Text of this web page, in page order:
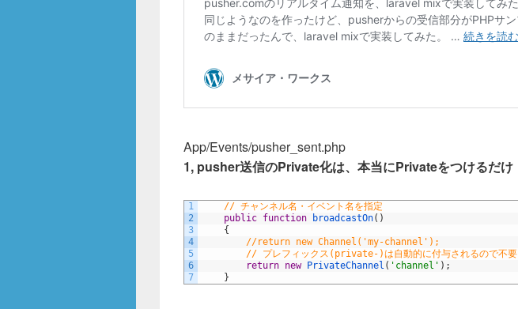
App/Events/pusher_sent.php
1, pusher送信のPrivate化は、本当にPrivateをつけるだけ
1
2
3
4
5
6
7
// チャンネル名・イベント名を指定
public function broadcastOn( )
{
//return new Channel('my-channel');
// プレフィックス(private-)は自動的に付与されるので不要
return new PrivateChannel ( 'channel' ) ;
}